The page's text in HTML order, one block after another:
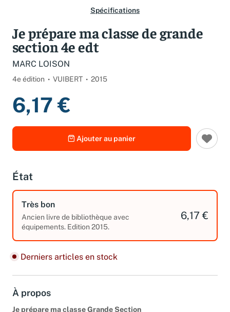
Je prépare ma classe de grande
section 4e edt
6,17 €
Ajouter au panier
État
Très bon
Ancien livre de bibliothèque avec
6,17 €
À propos